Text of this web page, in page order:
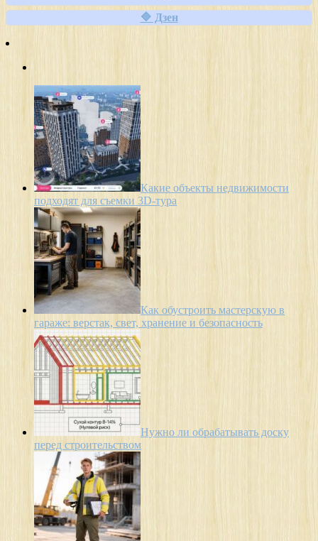
🔷 Дзен
Какие объекты недвижимости
подходят для съемки 3D-тура
Как обустроить мастерскую в
гараже: верстак, свет, хранение и безопасность
Нужно ли обрабатывать доску
перед строительством